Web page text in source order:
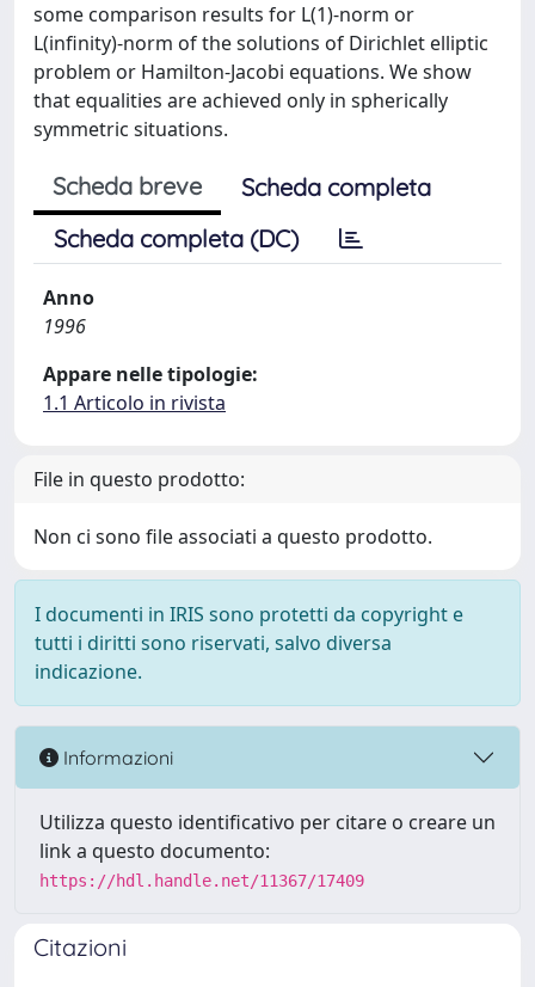
some comparison results for L(1)-norm or
L(infinity)-norm of the solutions of Dirichlet elliptic
problem or Hamilton-Jacobi equations. We show
that equalities are achieved only in spherically
symmetric situations.
Scheda breve
Scheda completa
Scheda completa (DC)
Anno
1996
Appare nelle tipologie:
1.1 Articolo in rivista
File in questo prodotto:
Non ci sono file associati a questo prodotto.
I documenti in IRIS sono protetti da copyright e
tutti i diritti sono riservati, salvo diversa
indicazione.
Informazioni
Utilizza questo identificativo per citare o creare un
link a questo documento:
https://hdl.handle.net/11367/17409
Citazioni